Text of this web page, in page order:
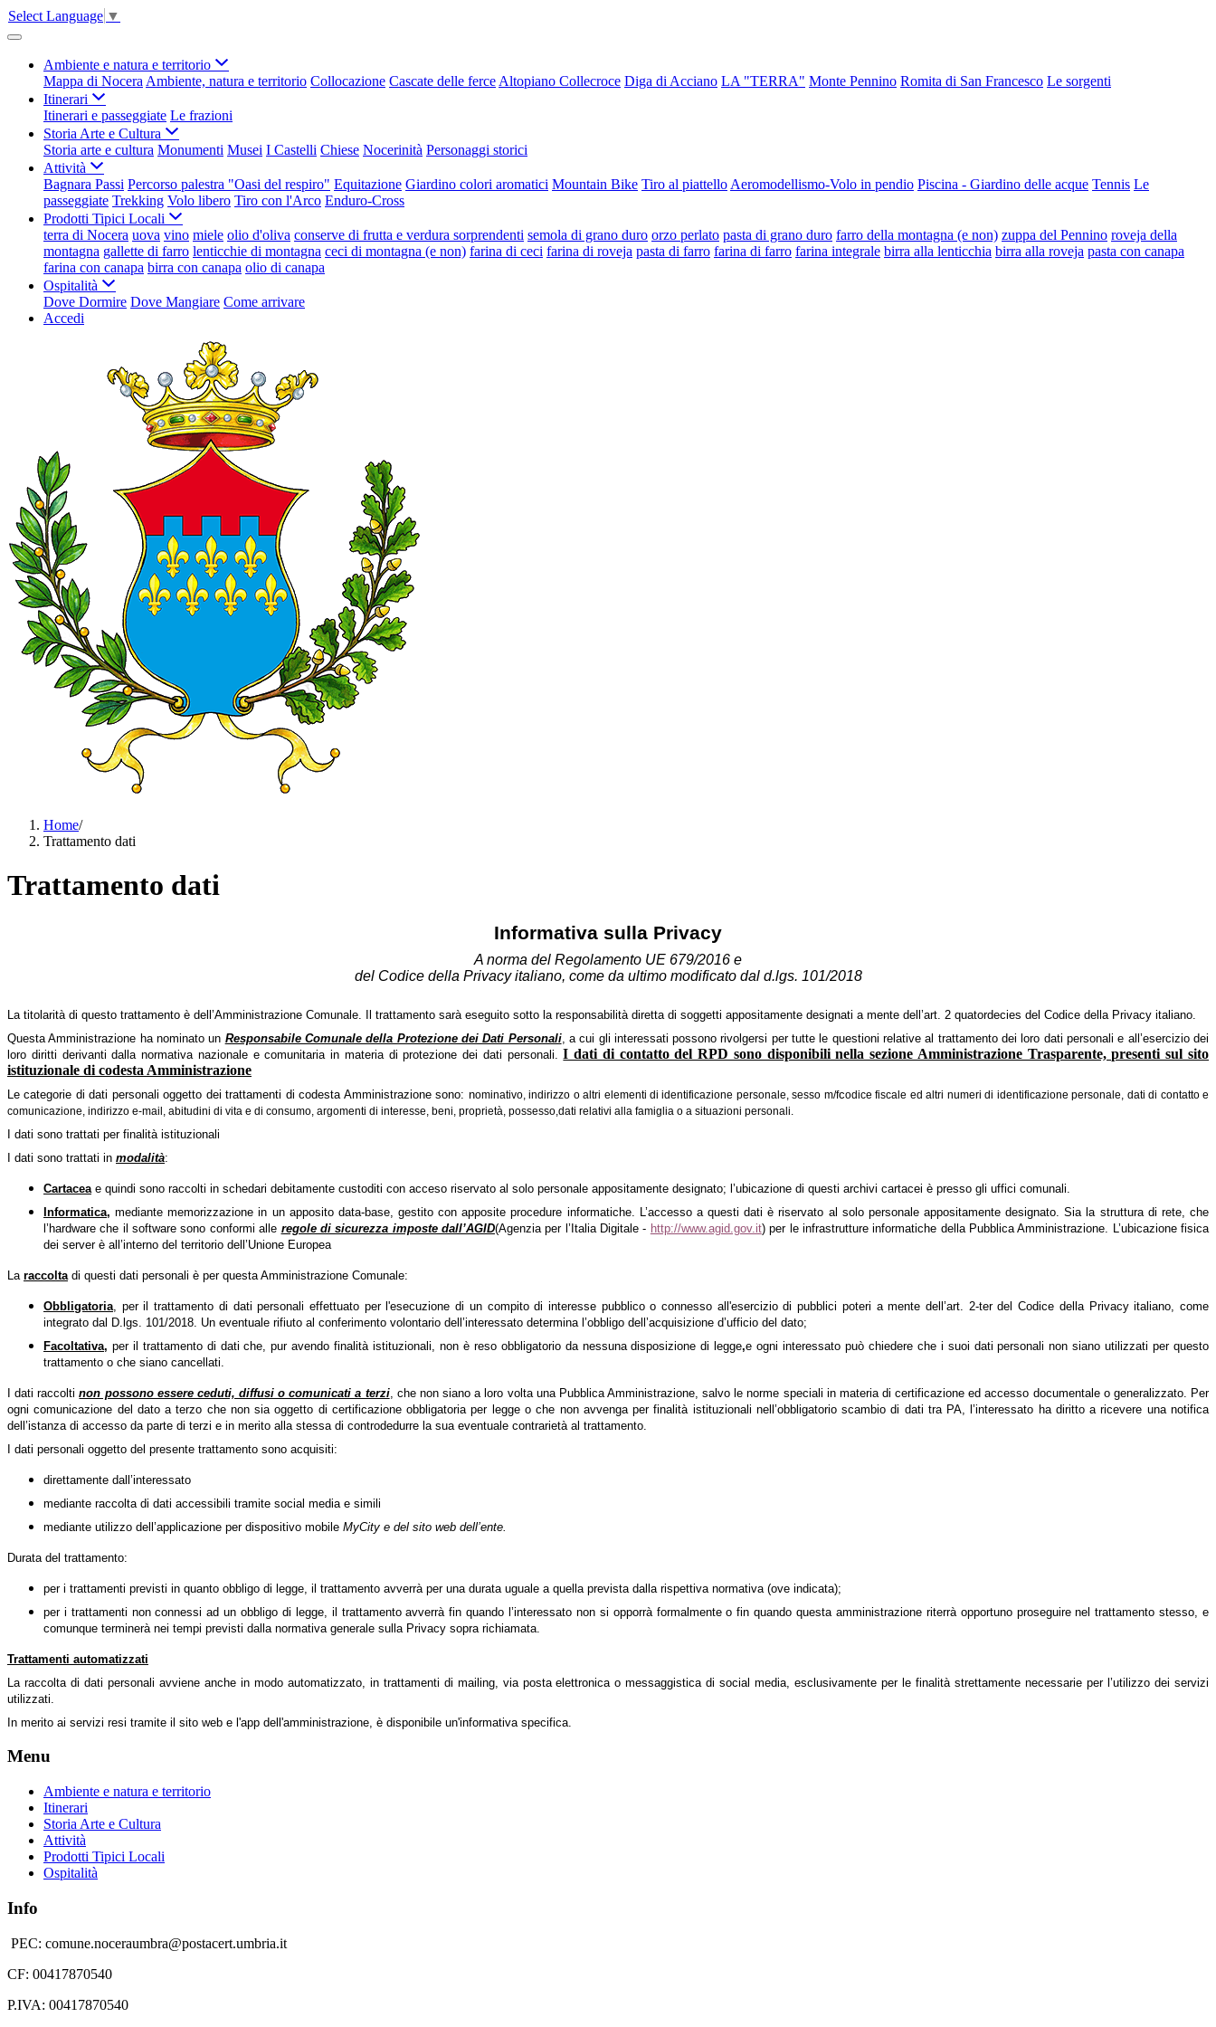
Select Language ▼
Ambiente e natura e territorio
Mappa di Nocera Ambiente, natura e territorio Collocazione Cascate delle ferce Altopiano Collecroce Diga di Acciano LA "TERRA" Monte Pennino Romita di San Francesco Le sorgenti
Itinerari
Itinerari e passeggiate Le frazioni
Storia Arte e Cultura
Storia arte e cultura Monumenti Musei I Castelli Chiese Nocerinità Personaggi storici
Attività
Bagnara Passi Percorso palestra "Oasi del respiro" Equitazione Giardino colori aromatici Mountain Bike Tiro al piattello Aeromodellismo-Volo in pendio Piscina - Giardino delle acque Tennis Le
passeggiate Trekking Volo libero Tiro con l'Arco Enduro-Cross
Prodotti Tipici Locali
terra di Nocera uova vino miele olio d'oliva conserve di frutta e verdura sorprendenti semola di grano duro orzo perlato pasta di grano duro farro della montagna (e non) zuppa del Pennino roveja della
montagna gallette di farro lenticchie di montagna ceci di montagna (e non) farina di ceci farina di roveja pasta di farro farina di farro farina integrale birra alla lenticchia birra alla roveja pasta con canapa
farina con canapa birra con canapa olio di canapa
Ospitalità
Dove Dormire Dove Mangiare Come arrivare
Accedi
Home/
Trattamento dati
Trattamento dati
Informativa sulla Privacy
A norma del Regolamento UE 679/2016 e
del Codice della Privacy italiano, come da ultimo modificato dal d.lgs. 101/2018
La titolarità di questo trattamento è dell’Amministrazione Comunale. Il trattamento sarà eseguito sotto la responsabilità diretta di soggetti appositamente designati a mente dell’art. 2 quatordecies del Codice della Privacy italiano.
Questa Amministrazione ha nominato un Responsabile Comunale della Protezione dei Dati Personali, a cui gli interessati possono rivolgersi per tutte le questioni relative al trattamento dei loro dati personali e all’esercizio dei
loro diritti derivanti dalla normativa nazionale e comunitaria in materia di protezione dei dati personali.I dati di contatto del RPD sono disponibili nella sezione Amministrazione Trasparente, presenti sul sito
istituzionale di codesta Amministrazione
Le categorie di dati personali oggetto dei trattamenti di codesta Amministrazione sono: nominativo, indirizzo o altri elementi di identificazione personale, sesso m/fcodice fiscale ed altri numeri di identificazione personale, dati di contatto e
comunicazione, indirizzo e-mail, abitudini di vita e di consumo, argomenti di interesse, beni, proprietà, possesso, dati relativi alla famiglia o a situazioni personali.
I dati sono trattati per finalità istituzionali
I dati sono trattati in modalità:
Cartacea e quindi sono raccolti in schedari debitamente custoditi con acceso riservato al solo personale appositamente designato; l’ubicazione di questi archivi cartacei è presso gli uffici comunali.
Informatica, mediante memorizzazione in un apposito data-base, gestito con apposite procedure informatiche. L’accesso a questi dati è riservato al solo personale appositamente designato. Sia la struttura di rete, che
l’hardware che il software sono conformi alle regole di sicurezza imposte dall’AGID(Agenzia per l’Italia Digitale - http://www.agid.gov.it) per le infrastrutture informatiche della Pubblica Amministrazione. L’ubicazione fisica
dei server è all’interno del territorio dell’Unione Europea
La raccolta di questi dati personali è per questa Amministrazione Comunale:
Obbligatoria , per il trattamento di dati personali effettuato per l'esecuzione di un compito di interesse pubblico o connesso all'esercizio di pubblici poteri a mente dell’art. 2-ter del Codice della Privacy italiano, come
integrato dal D.lgs. 101/2018. Un eventuale rifiuto al conferimento volontario dell’interessato determina l’obbligo dell’acquisizione d’ufficio del dato;
Facoltativa, per il trattamento di dati che, pur avendo finalità istituzionali, non è reso obbligatorio da nessuna disposizione di legge,e ogni interessato può chiedere che i suoi dati personali non siano utilizzati per questo
trattamento o che siano cancellati.
I dati raccoltinon possono essere ceduti, diffusi o comunicati a terzi, che non siano a loro volta una Pubblica Amministrazione, salvo le norme speciali in materia di certificazione ed accesso documentale o generalizzato. Per
ogni comunicazione del dato a terzo che non sia oggetto di certificazione obbligatoria per legge o che non avvenga per finalità istituzionali nell’obbligatorio scambio di dati tra PA, l’interessato ha diritto a ricevere una notifica
dell’istanza di accesso da parte di terzi e in merito alla stessa di controdedurre la sua eventuale contrarietà al trattamento.
I dati personali oggetto del presente trattamento sono acquisiti:
direttamente dall’interessato
mediante raccolta di dati accessibili tramite social media e simili
mediante utilizzo dell’applicazione per dispositivo mobile MyCity e del sito web dell’ente.
Durata del trattamento:
per i trattamenti previsti in quanto obbligo di legge, il trattamento avverrà per una durata uguale a quella prevista dalla rispettiva normativa (ove indicata);
per i trattamenti non connessi ad un obbligo di legge, il trattamento avverrà fin quando l’interessato non si opporrà formalmente o fin quando questa amministrazione riterrà opportuno proseguire nel trattamento stesso, e
comunque terminerà nei tempi previsti dalla normativa generale sulla Privacy sopra richiamata.
Trattamenti automatizzati
La raccolta di dati personali avviene anche in modo automatizzato, in trattamenti di mailing, via posta elettronica o messaggistica di social media, esclusivamente per le finalità strettamente necessarie per l’utilizzo dei servizi
utilizzati.
In merito ai servizi resi tramite il sito web e l'app dell'amministrazione, è disponibile un'informativa specifica.
Menu
Ambiente e natura e territorio
Itinerari
Storia Arte e Cultura
Attività
Prodotti Tipici Locali
Ospitalità
Info
PEC: comune.noceraumbra@postacert.umbria.it
CF: 00417870540
P.IVA: 00417870540